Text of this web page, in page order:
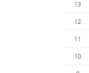
13
12
11
10